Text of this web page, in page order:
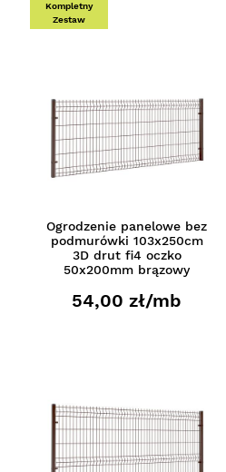
Kompletny
Zestaw
Ogrodzenie panelowe bez
podmurówki 103x250cm
3D drut fi4 oczko
50x200mm brązowy
54,00 zł/mb